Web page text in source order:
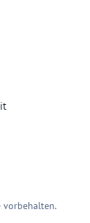
vorbehalten.